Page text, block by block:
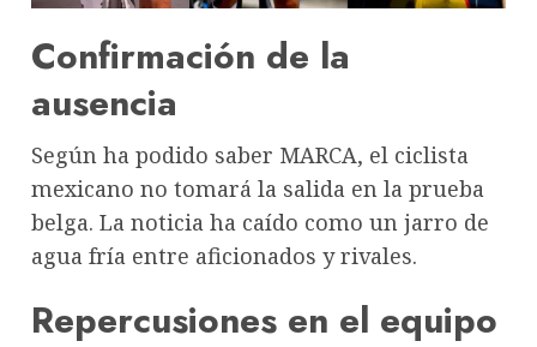
Confirmación de la
ausencia
Según ha podido saber MARCA, el ciclista
mexicano no tomará la salida en la prueba
belga. La noticia ha caído como un jarro de
agua fría entre aficionados y rivales.
Repercusiones en el equipo